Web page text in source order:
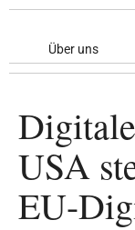
Über uns
USA
EU-